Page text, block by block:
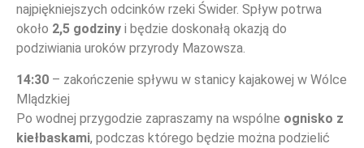
najpiękniejszych odcinków rzeki Świder. Spływ potrwa
około 2,5 godziny i będzie doskonałą okazją do
podziwiania uroków przyrody Mazowsza.
14:30 – zakończenie spływu w stanicy kajakowej w Wólce
Mlądzkiej
Po wodnej przygodzie zapraszamy na wspólne ognisko z
kiełbaskami, podczas którego będzie można podzielić
WYDARZENIA